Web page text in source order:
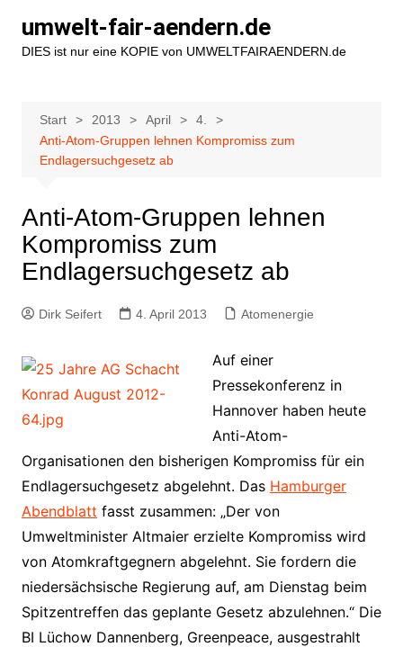
Inhalt
springen
umwelt-fair-aendern.de
DIES ist nur eine KOPIE von UMWELTFAIRAENDERN.de
Start 2013 April
4.
Anti-Atom-Gruppen lehnen Kompromiss zum
Endlagersuchgesetz ab
Anti-Atom-Gruppen lehnen
Kompromiss zum
Endlagersuchgesetz ab
Dirk Seifert 4. April 2013 Atomenergie
Auf einer
Pressekonferenz in
Hannover haben heute
Anti-Atom-
Organisationen den bisherigen Kompromiss für ein
Endlagersuchgesetz abgelehnt. Das Hamburger
Abendblatt fasst zusammen: „Der von
Umweltminister Altmaier erzielte Kompromiss wird
von Atomkraftgegnern abgelehnt. Sie fordern die
niedersächsische Regierung auf, am Dienstag beim
Spitzentreffen das geplante Gesetz abzulehnen.“ Die
BI Lüchow Dannenberg, Greenpeace, ausgestrahlt